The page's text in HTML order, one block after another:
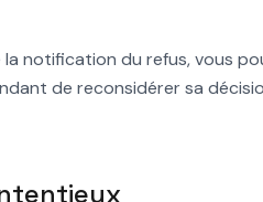
notification du refus, vous
de reconsidérer sa